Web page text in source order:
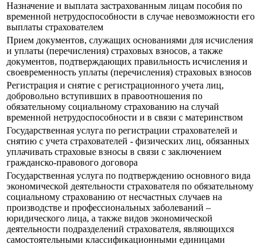
Назначение и выплата застрахованным лицам пособия по
временной нетрудоспособности в случае невозможности его
выплаты страхователем
Прием документов, служащих основаниями для исчисления
и уплаты (перечисления) страховых взносов, а также
документов, подтверждающих правильность исчисления и
своевременность уплаты (перечисления) страховых взносов
Регистрация и снятие с регистрационного учета лиц,
добровольно вступивших в правоотношения по
обязательному социальному страхованию на случай
временной нетрудоспособности и в связи с материнством
Государственная услуга по регистрации страхователей и
снятию с учета страхователей - физических лиц, обязанных
уплачивать страховые взносы в связи с заключением
гражданско-правового договора
Государственная услуга по подтверждению основного вида
экономической деятельности страхователя по обязательному
социальному страхованию от несчастных случаев на
производстве и профессиональных заболеваний –
юридического лица, а также видов экономической
деятельности подразделений страхователя, являющихся
самостоятельными классификационными единицами